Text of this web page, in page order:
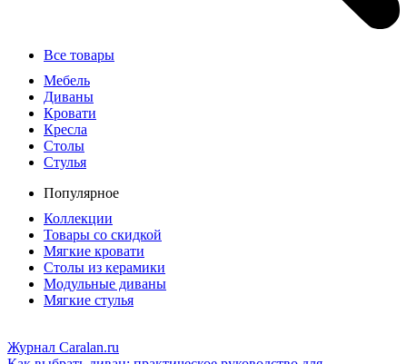
Все товары
Мебель
Диваны
Кровати
Кресла
Столы
Стулья
Популярное
Коллекции
Товары со скидкой
Мягкие кровати
Столы из керамики
Модульные диваны
Мягкие стулья
Журнал Caralan.ru